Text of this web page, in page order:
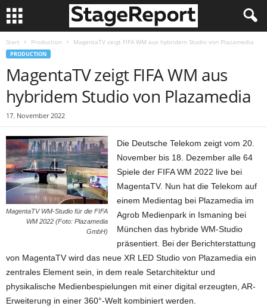
Start Production MagentaTV zeigt FIFA WM aus hybridem Studio von Plazamedia
PRODUCTION
MagentaTV zeigt FIFA WM aus
hybridem Studio von Plazamedia
17. November 2022
MagentaTV WM-Studio für die FIFA
WM 2022 (Foto: Plazamedia
GmbH)
Die Deutsche Telekom zeigt vom 20.
November bis 18. Dezember alle 64
Spiele der FIFA WM 2022 live bei
MagentaTV. Nun hat die Telekom auf
einem Medientag bei Plazamedia im
Agrob Medienpark in Ismaning bei
München das hybride WM-Studio
präsentiert. Bei der Berichterstattung
von MagentaTV wird das neue XR LED Studio von Plazamedia ein
zentrales Element sein, in dem reale Setarchitektur und
physikalische Medienbespielungen mit einer digital erzeugten, AR-
Erweiterung in einer 360°-Welt kombiniert werden.